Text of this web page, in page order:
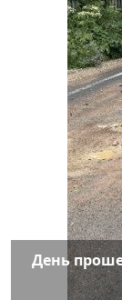
День